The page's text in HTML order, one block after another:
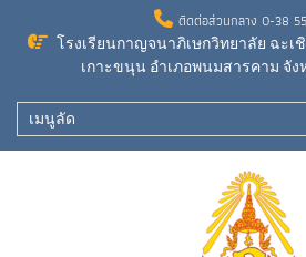
content
ติดต่อส่วนกลาง 0-38
โรงเรียนกาญจนาภิเษกวิทยาลัย ฉะเ
เกาะขนุน อำเภอพนมสารคาม จัง
เมนูลัด